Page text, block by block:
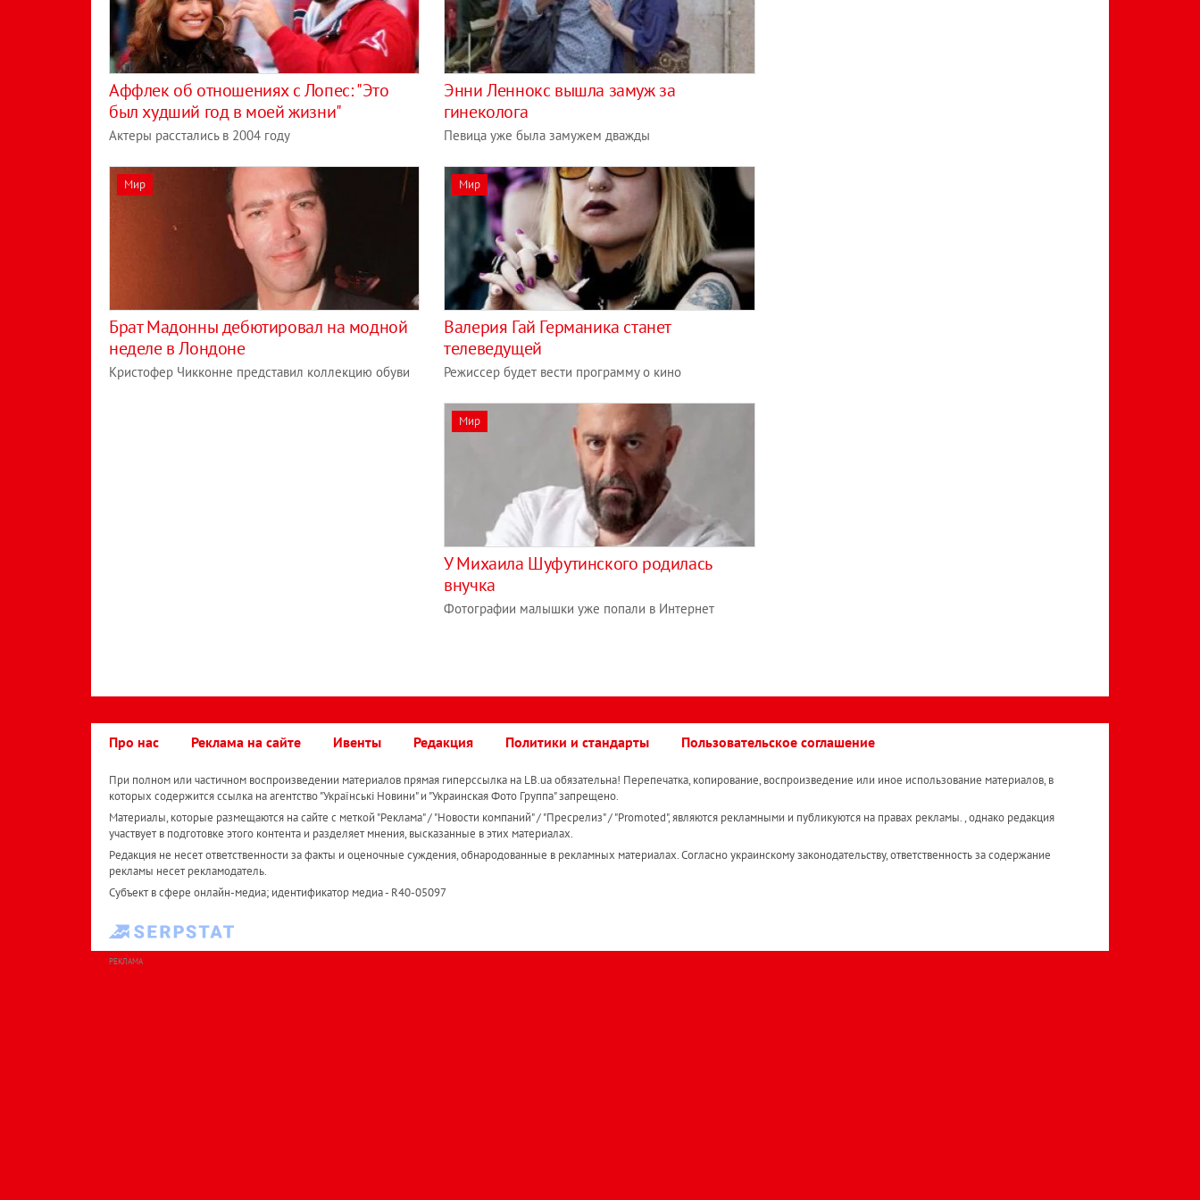
Аффлек об отношениях с Лопес: "Это
был худший год в моей жизни"
Актеры расстались в 2004 году
Энни Леннокс вышла замуж за
гинеколога
Певица уже была замужем дважды
Мир
Брат Мадонны дебютировал на модной
неделе в Лондоне
Кристофер Чикконне представил коллекцию обуви
Мир
Валерия Гай Германика станет
телеведущей
Режиссер будет вести программу о кино
Мир
У Михаила Шуфутинского родилась
внучка
Фотографии малышки уже попали в Интернет
Про нас Реклама на сайте Ивенты Редакция Политики и стандарты Пользовательское соглашение
При полном или частичном воспроизведении материалов прямая гиперссылка на LB.ua обязательна! Перепечатка, копирование, воспроизведение или иное использование материалов, в
которых содержится ссылка на агентство "Українськi Новини" и "Украинская Фото Группа" запрещено.
Материалы, которые размещаются на сайте с меткой "Реклама" / "Новости компаний" / "Пресрелиз" / "Promoted", являются рекламными и публикуются на правах рекламы. , однако редакция
участвует в подготовке этого контента и разделяет мнения, высказанные в этих материалах.
Редакция не несет ответственности за факты и оценочные суждения, обнародованные в рекламных материалах. Согласно украинскому законодательству, ответственность за содержание
рекламы несет рекламодатель.
Субъект в сфере онлайн-медиа; идентификатор медиа - R40-05097
РЕКЛАМА